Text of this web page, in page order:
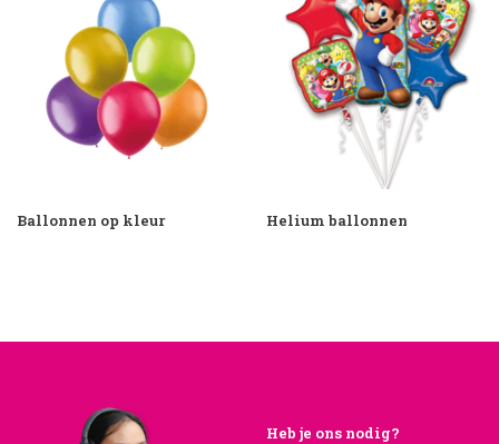
Ballonnen op kleur Helium ballonnen
Heb je ons nodig?